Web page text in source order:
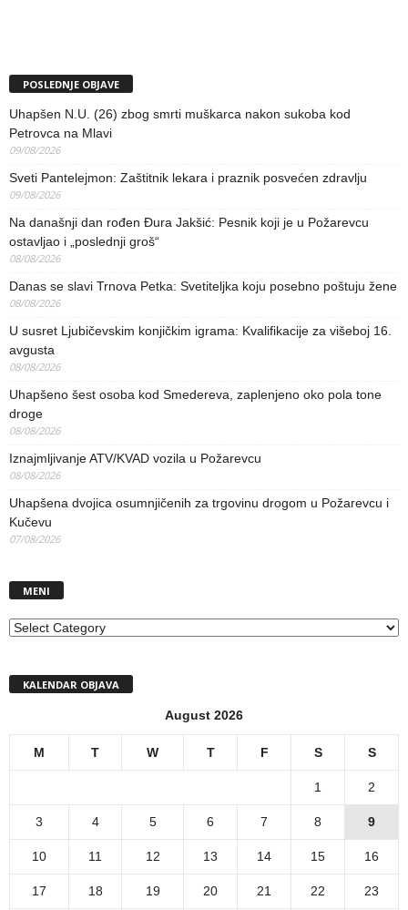
POSLEDNJE OBJAVE
Uhapšen N.U. (26) zbog smrti muškarca nakon sukoba kod
Petrovca na Mlavi
09/08/2026
Sveti Pantelejmon: Zaštitnik lekara i praznik posvećen zdravlju
09/08/2026
Na današnji dan rođen Đura Jakšić: Pesnik koji je u Požarevcu
ostavljao i „poslednji groš“
08/08/2026
Danas se slavi Trnova Petka: Svetiteljka koju posebno poštuju žene
08/08/2026
U susret Ljubičevskim konjičkim igrama: Kvalifikacije za višeboj 16.
avgusta
08/08/2026
Uhapšeno šest osoba kod Smedereva, zaplenjeno oko pola tone
droge
08/08/2026
Iznajmljivanje ATV/KVAD vozila u Požarevcu
08/08/2026
Uhapšena dvojica osumnjičenih za trgovinu drogom u Požarevcu i
Kučevu
07/08/2026
MENI
MENI
KALENDAR OBJAVA
August 2026
M T W T F S S
1 2
3 4 5 6 7 8 9
10 11 12 13 14 15 16
17 18 19 20 21 22 23